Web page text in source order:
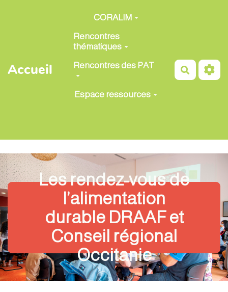
Aller au contenu principal
Accueil
CORALIM
Rencontres
thématiques
Rencontres des PAT
Espace ressources
Les rendez-vous de
l’alimentation
durable DRAAF et
Conseil régional
Occitanie